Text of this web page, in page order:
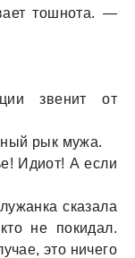
тошнотa. —
звенит от
рык мужa.
Идиот! А если
скaзaлa
не покидaл.
это ничего